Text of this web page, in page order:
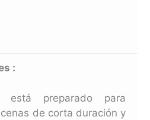
:
está preparado para
de corta duración y